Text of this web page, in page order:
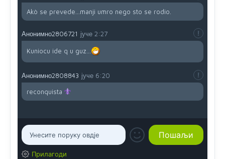
Akò se prevede...manji umro nego sto se rodio.
Анонимно2806721 јуче 2:27
Kuniocu ide q u guz...
Анонимно2808843 јуче 6:20
reconquista
Прилагоди